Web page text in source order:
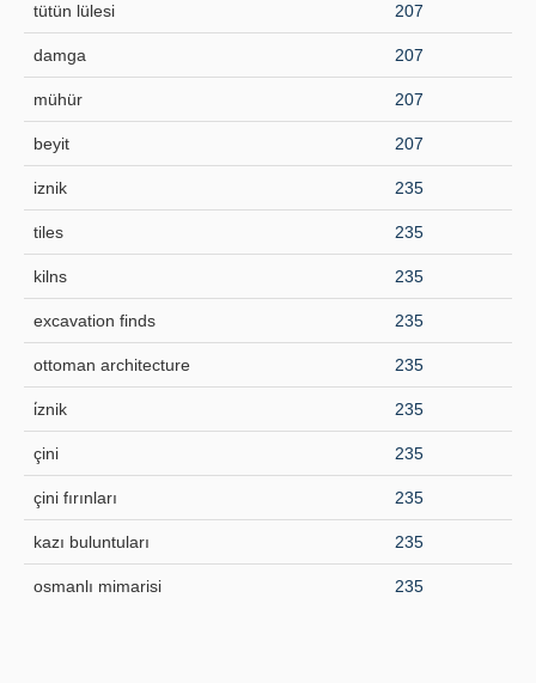
tütün lülesi 207
damga 207
mühür 207
beyit 207
iznik 235
tiles 235
kilns 235
excavation finds 235
ottoman architecture 235
i̇znik 235
çini 235
çini fırınları 235
kazı buluntuları 235
osmanlı mimarisi 235